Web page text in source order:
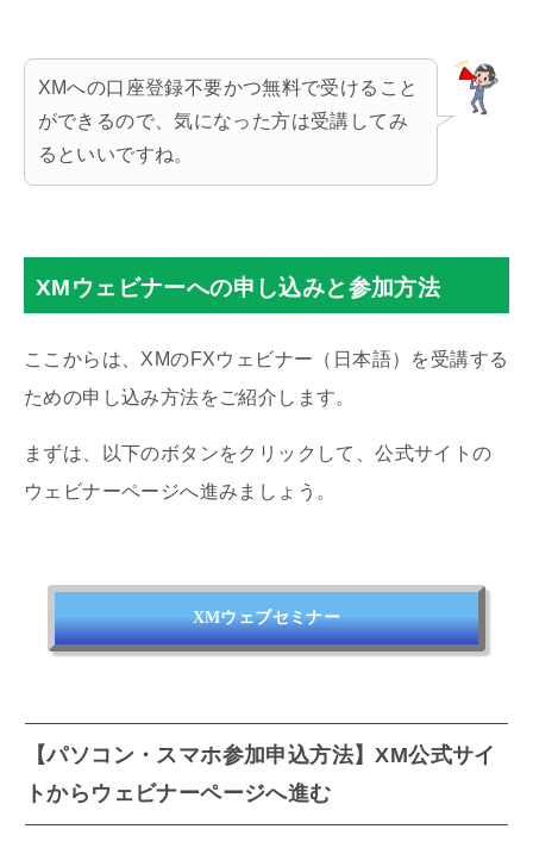
XMへの口座登録不要かつ無料で受けること
ができるので、気になった方は受講してみ
るといいですね。
XMウェビナーへの申し込みと参加方法
ここからは、XMのFXウェビナー（日本語）を受講する
ための申し込み方法をご紹介します。
まずは、以下のボタンをクリックして、公式サイトの
ウェビナーページへ進みましょう。
XMウェブセミナー
【パソコン・スマホ参加申込方法】XM公式サイ
トからウェビナーページへ進む